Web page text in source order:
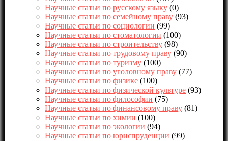
Научные статьи по русскому языку (0)
Научные статьи по семейному праву (93)
Научные статьи по социологии (99)
Научные статьи по стоматологии (100)
Научные статьи по строительству (98)
Научные статьи по трудовому праву (90)
Научные статьи по туризму (100)
Научные статьи по уголовному праву (77)
Научные статьи по физике (100)
Научные статьи по физической культуре (93)
Научные статьи по философии (75)
Научные статьи по финансовому праву (81)
Научные статьи по химии (100)
Научные статьи по экологии (94)
Научные статьи по юриспруденции (99)